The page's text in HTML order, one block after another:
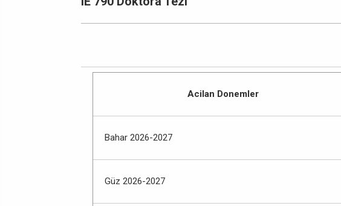
Acilan Donemler
Bahar 2026-2027
Güz 2026-2027